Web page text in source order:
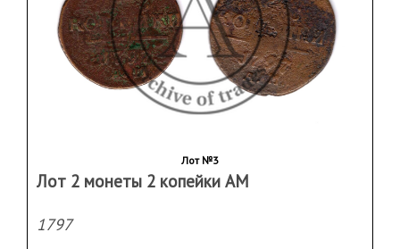
Лот №3
Лот 2 монеты 2 копейки АМ
1797